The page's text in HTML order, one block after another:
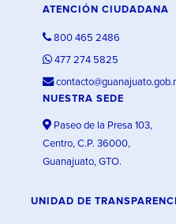
ATENCIÓN CIUDADANA
800 465 2486
477 274 5825
NUESTRA SEDE
Paseo de la Presa 103,
Centro, C.P. 36000,
Guanajuato, GTO.
UNIDAD DE